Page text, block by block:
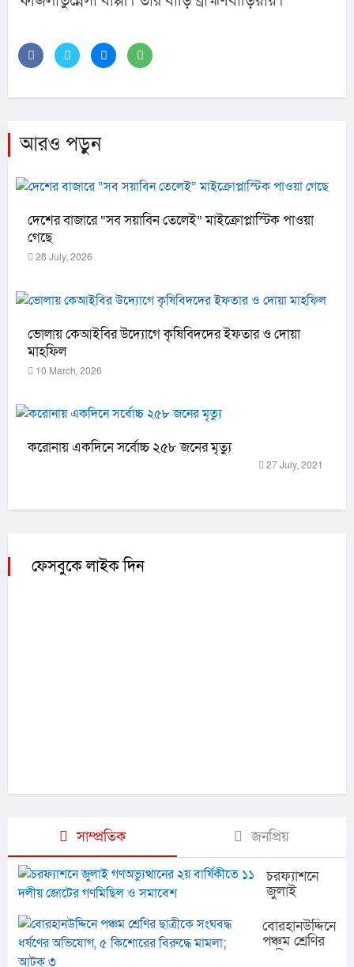
আরও পড়ুন
দেশের বাজারে “সব সয়াবিন তেলেই” মাইক্রোপ্লাস্টিক পাওয়া
গেছে
28 July, 2026
ভোলায় কেআইবির উদ্যোগে কৃষিবিদদের ইফতার ও দোয়া
মাহফিল
10 March, 2026
করোনায় একদিনে সর্বোচ্চ ২৫৮ জনের মৃত্যু
27 July, 2021
ফেসবুকে লাইক দিন
সাম্প্রতিক জনপ্রিয়
চরফ্যাশনে
জুলাই
গণঅভ্যুত্থানের
২য় বার্ষিকীতে
১১ দলীয়
জোটের
বোরহানউদ্দিনে
পঞ্চম শ্রেণির
ছাত্রীকে